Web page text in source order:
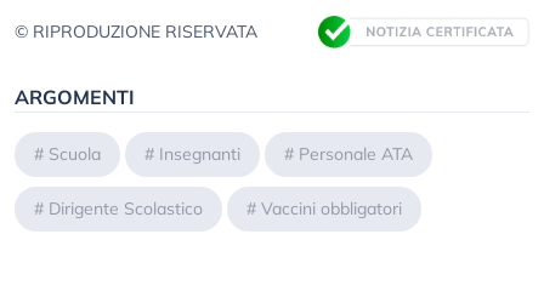
© RIPRODUZIONE RISERVATA
ARGOMENTI
# Scuola # Insegnanti # Personale ATA
# Dirigente Scolastico # Vaccini obbligatori